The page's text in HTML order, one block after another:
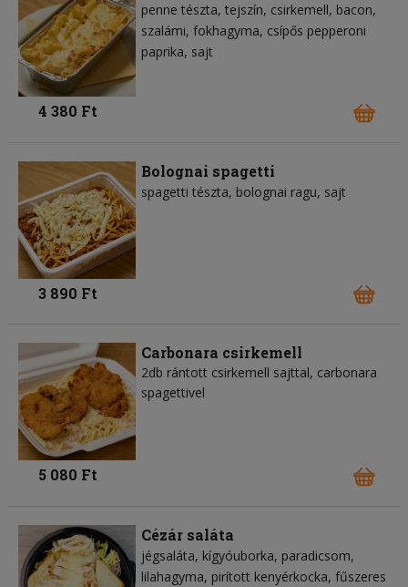
penne tészta tejszín csirkemell bacon
szalámi fokhagyma csípős pepperoni
paprika sajt
4 380 Ft
Bolognai spagetti
spagetti tészta bolognai ragu sajt
3 890 Ft
Carbonara csirkemell
2db rántott csirkemell sajttal, carbonara
spagettivel
5 080 Ft
Cézár saláta
jégsaláta kígyóuborka paradicsom
lilahagyma pirított kenyérkocka fűszeres